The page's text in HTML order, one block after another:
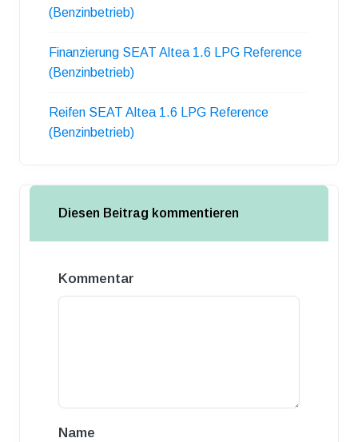
(Benzinbetrieb)
Finanzierung SEAT Altea 1.6 LPG Reference
(Benzinbetrieb)
Reifen SEAT Altea 1.6 LPG Reference
(Benzinbetrieb)
Diesen Beitrag kommentieren
Kommentar
Name